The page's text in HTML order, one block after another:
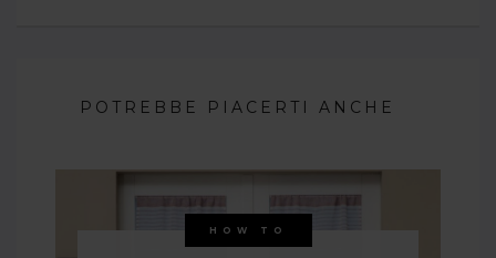
POTREBBE PIACERTI ANCHE
HOW TO